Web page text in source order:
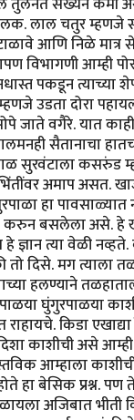
लाल चतुर म्हणजे
आणि निळे
विभागणी आम्ही
पकडून त्याच्या
उडता दोरा
जाते वगैरे. यात
सैतानाचा
सुरवंटाला कसरुंड
अमाप असत.
हा पावसाळ्यात
बसलेला असे. हे
ज्ञान त्या वेळी नव्हते.
दिसे. मग त्याला
हलण्याने
घुंगुरपाळया
किडा
काशीची असे
आम्हाला
हा बेसिक प्रश्न. पण
अजिबात